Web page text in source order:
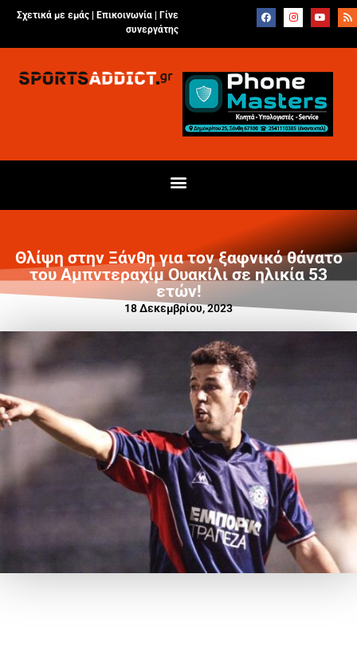
Σχετικά με εμάς | Επικοινωνία
Γίνε
συνεργάτης
Θλίψη στην Ξάνθη για τον ξαφνικό θάνατο
του Αμπντεραχίμ Ουακίλι σε ηλικία 53
ετών!
18 Δεκεμβρίου, 2023